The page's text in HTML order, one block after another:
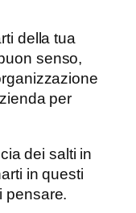
della tua
senso,
per
dei salti in
in questi
pensare.